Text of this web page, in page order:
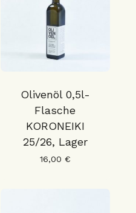
Olivenöl 0,5l-
Flasche
KORONEIKI
25/26, Lager
16,00 €